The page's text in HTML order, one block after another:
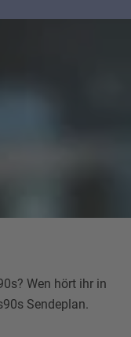
Wen hört ihr in
Sendeplan.